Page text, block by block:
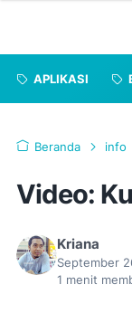
APLIKASI
Beranda info
Video:
Kriana
September
1 menit